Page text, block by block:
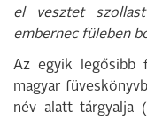
el vesztet
embernec füleben
Az egyik legősibb
magyar
név alatt tárgyalja